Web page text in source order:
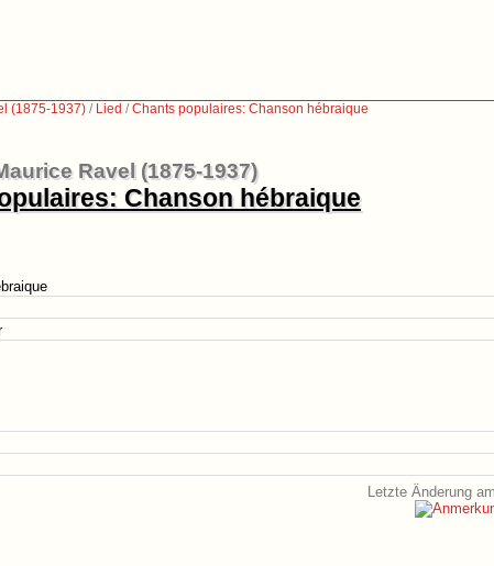
(1875-1937) / Lied /Chants populaires: Chanson hébraique
Ravel (1875-1937)
Chanson hébraique
Letzte Änderung